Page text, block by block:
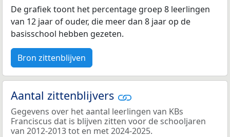
De grafiek toont het percentage groep 8 leerlingen
van 12 jaar of ouder, die meer dan 8 jaar op de
basisschool hebben gezeten.
Bron zittenblijven
Aantal zittenblijvers
Gegevens over het aantal leerlingen van KBs
Franciscus dat is blijven zitten voor de schooljaren
van 2012-2013 tot en met 2024-2025.